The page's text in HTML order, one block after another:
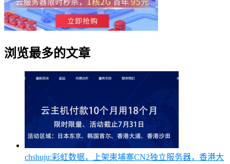
浏览最多的文章
chshuju:彩虹数据，上架柬埔寨CN2独立服务器，香港大